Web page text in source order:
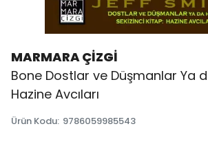
MARMARA ÇİZGİ
Bone Dostlar ve Düşmanlar Ya
Hazine Avcıları
Ürün Kodu: 9786059985543